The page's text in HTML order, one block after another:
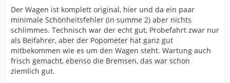
Der Wagen ist komplett original, hier und da ein paar
minimale Schönheitsfehler (in summe 2) aber nichts
schlimmes. Technisch war der echt gut, Probefahrt zwar nur
als Beifahrer, aber der Popometer hat ganz gut
mitbekommen wie es um den Wagen steht. Wartung auch
frisch gemacht, ebenso die Bremsen, das war schon
ziemlich gut.